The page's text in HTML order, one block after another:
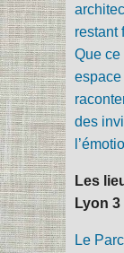
restant
Que ce
des
Les
Lyon 3
Le